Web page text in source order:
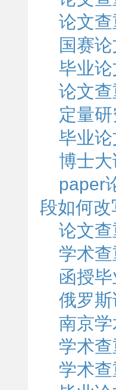
论文
国赛
毕业
论文
定量
毕业
博士
paper
段如何改
论文
学术
函授
俄罗
南京
学术
学术